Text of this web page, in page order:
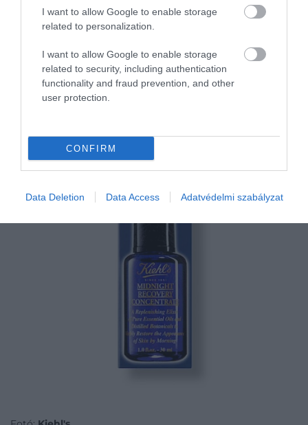
I want to allow Google to enable storage
related to personalization.
I want to allow Google to enable storage
related to security, including authentication
functionality and fraud prevention, and other
user protection.
CONFIRM
Data Deletion Data Access Adatvédelmi szabályzat
praktikus kiegészítőben minden elfér, amire egy
stílusos estén szükségünk lehet.
Ár: ~ 351 ezer Ft
​Az éjszakai szérum